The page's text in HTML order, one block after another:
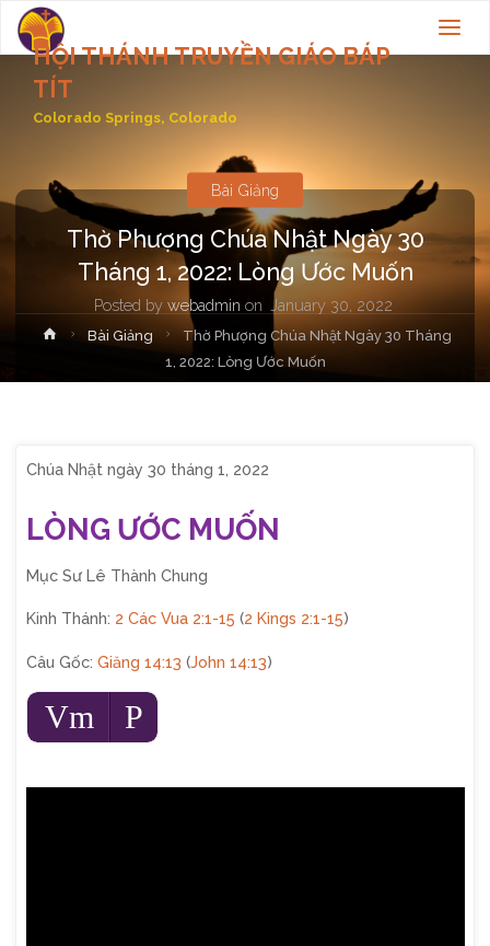
HỘI THÁNH TRUYỀN GIÁO BÁP
TÍT
Colorado Springs, Colorado
Thờ Phượng Chúa Nhật Ngày 30
Tháng 1, 2022: Lòng Ước Muốn
Posted by webadmin on January 30, 2022
Bài Giảng
HomeBài Giảng
Thờ Phượng Chúa Nhật Ngày 30 Tháng
1, 2022: Lòng Ước Muốn
Chúa Nhật ngày 30 tháng 1, 2022
LÒNG ƯỚC MUỐN
Mục Sư Lê Thành Chung
Kinh Thánh: 2 Các Vua 2:1-15 (2 Kings 2:1-15)
Câu Gốc: Giăng 14:13 (John 14:13)
Audio
Player
Vm P